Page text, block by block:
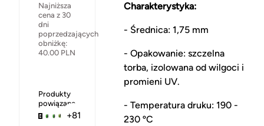
Najniższa
cena z 30
dni
poprzedzających
obniżkę:
40.00 PLN
Produkty
powiązane
+81
Charakterystyka:
- Średnica: 1,75 mm
- Opakowanie: szczelna
torba, izolowana od wilgoci i
promieni UV.
- Temperatura druku: 190 -
230 ºC